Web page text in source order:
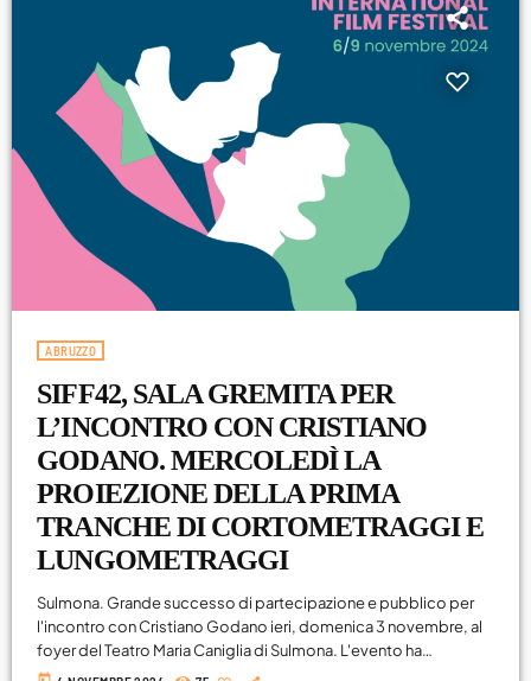
ABRUZZO
SIFF42, SALA GREMITA PER
L’INCONTRO CON CRISTIANO
GODANO. MERCOLEDÌ LA
PROIEZIONE DELLA PRIMA
TRANCHE DI CORTOMETRAGGI E
LUNGOMETRAGGI
Sulmona. Grande successo di partecipazione e pubblico per
l'incontro con Cristiano Godano ieri, domenica 3 novembre, al
foyer del Teatro Maria Caniglia di Sulmona. L'evento ha
rappresentato l'occasione per alzare il sipario sulla 42esima